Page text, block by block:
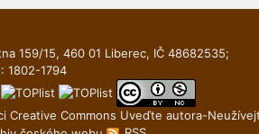
159/15, 460 01 Liberec, IČ 48682535;
1802-1794
Creative Commons Uveďte autora-